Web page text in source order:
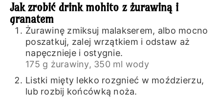
Jak zrobić drink mohito z żurawiną i
granatem
Żurawinę zmiksuj malakserem, albo mocno
poszatkuj, zalej wrzątkiem i odstaw aż
napęcznieje i ostygnie.
175 g żurawiny, 350 ml wody
Listki mięty lekko rozgnieć w moździerzu,
lub rozbij końcówką noża.